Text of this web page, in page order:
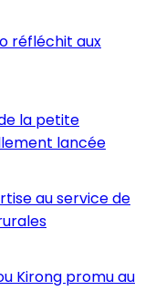
réfléchit aux
la petite
lancée
au service de
Kirong promu au